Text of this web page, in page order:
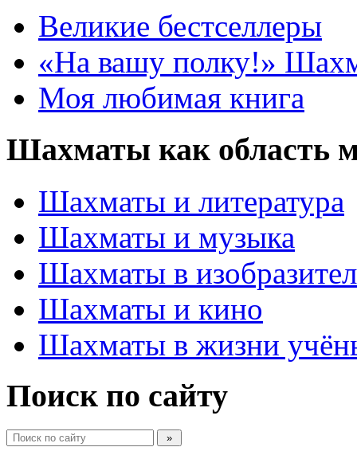
Великие бестселлеры
«На вашу полку!»
Моя любимая книга
Шахматы как область
Шахматы и литература
Шахматы и музыка
Шахматы в
Шахматы и кино
Шахматы в жизни
Поиск по сайту